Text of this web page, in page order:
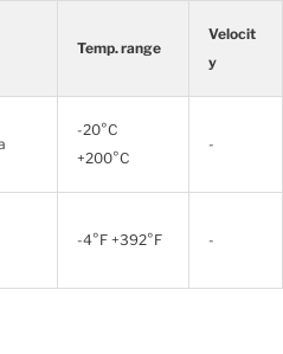
Temp. range
Velocit
y
-20°C
+200°C
-
-4°F +392°F -